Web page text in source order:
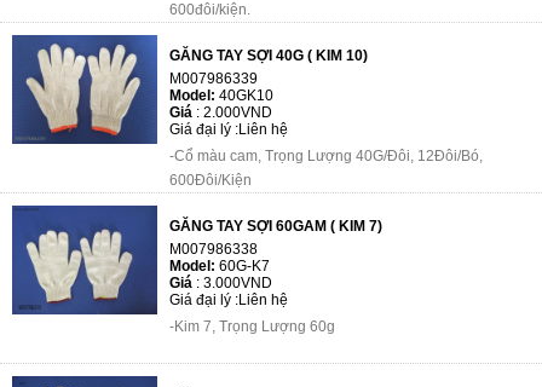
600đôi/kiện.
GĂNG TAY SỢI 40G ( KIM 10)
M007986339
Model: 40GK10
Giá : 2.000VND
Giá đại lý :Liên hệ
-Cổ màu cam, Trọng Lượng 40G/Đôi, 12Đôi/Bó,
600Đôi/Kiện
GĂNG TAY SỢI 60GAM ( KIM 7)
M007986338
Model: 60G-K7
Giá : 3.000VND
Giá đại lý :Liên hệ
-Kim 7, Trọng Lượng 60g